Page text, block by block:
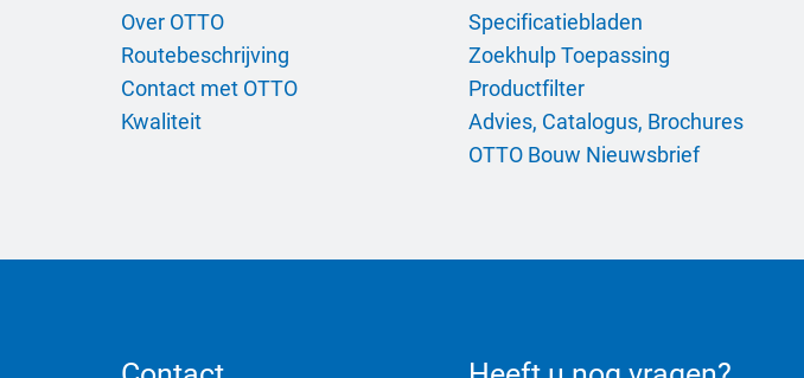
Over OTTO
Routebeschrijving
Contact met OTTO
Kwaliteit
Specificatiebladen
Zoekhulp Toepassing
Productfilter
Advies, Catalogus, Brochures
OTTO Bouw Nieuwsbrief